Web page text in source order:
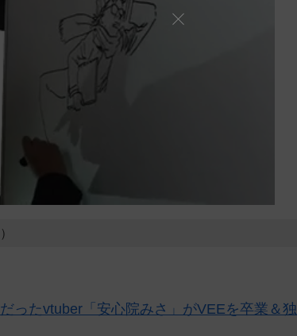
ったvtuber「安心院みさ」がVEEを卒業＆独